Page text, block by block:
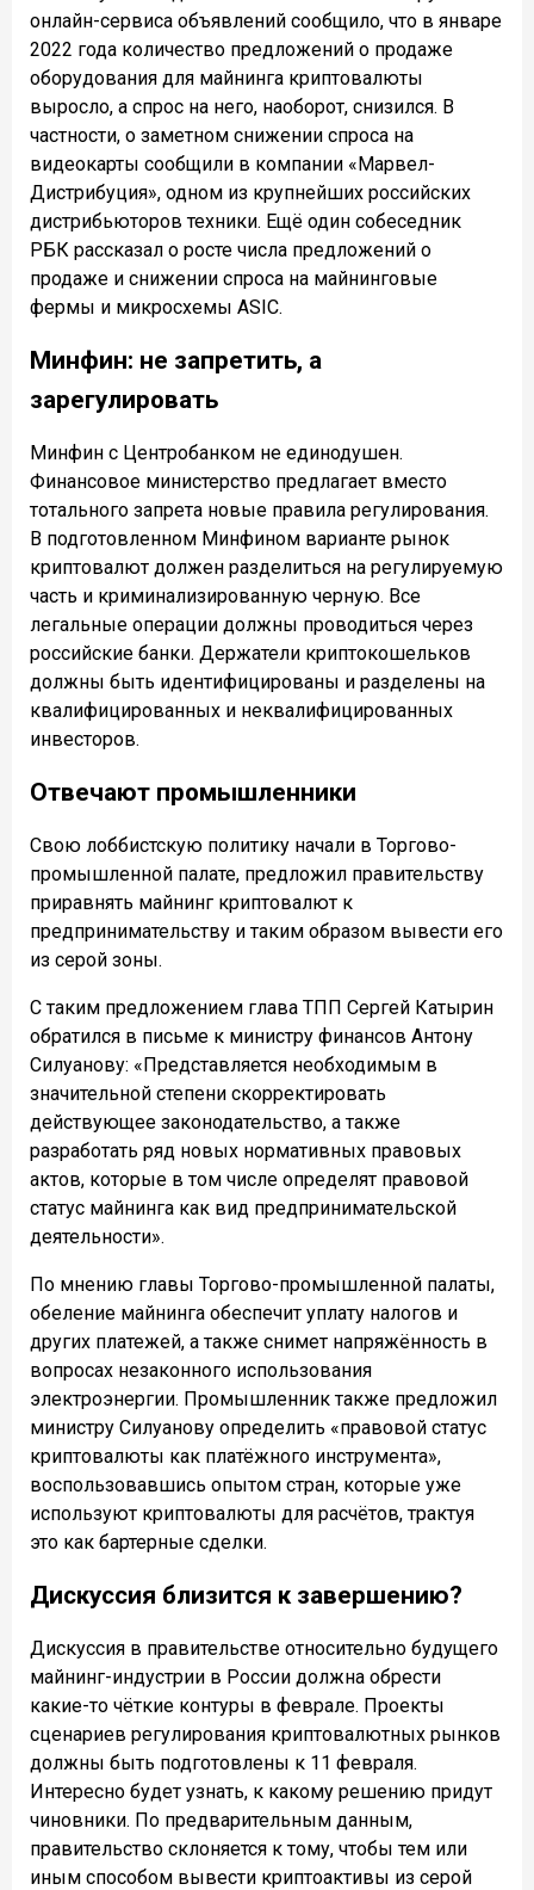
онлайн-сервиса объявлений сообщило, что в январе
2022 года количество предложений о продаже
оборудования для майнинга криптовалюты
выросло, а спрос на него, наоборот, снизился. В
частности, о заметном снижении спроса на
видеокарты сообщили в компании «Марвел-
Дистрибуция», одном из крупнейших российских
дистрибьюторов техники. Ещё один собеседник
РБК рассказал о росте числа предложений о
продаже и снижении спроса на майнинговые
фермы и микросхемы ASIC.
Минфин: не запретить, а
зарегулировать
Минфин с Центробанком не единодушен.
Финансовое министерство предлагает вместо
тотального запрета новые правила регулирования.
В подготовленном Минфином варианте рынок
криптовалют должен разделиться на регулируемую
часть и криминализированную черную. Все
легальные операции должны проводиться через
российские банки. Держатели криптокошельков
должны быть идентифицированы и разделены на
квалифицированных и неквалифицированных
инвесторов.
Отвечают промышленники
Свою лоббистскую политику начали в Торгово-
промышленной палате, предложил правительству
приравнять майнинг криптовалют к
предпринимательству и таким образом вывести его
из серой зоны.
С таким предложением глава ТПП Сергей Катырин
обратился в письме к министру финансов Антону
Силуанову: «Представляется необходимым в
значительной степени скорректировать
действующее законодательство, а также
разработать ряд новых нормативных правовых
актов, которые в том числе определят правовой
статус майнинга как вид предпринимательской
деятельности».
По мнению главы Торгово-промышленной палаты,
обеление майнинга обеспечит уплату налогов и
других платежей, а также снимет напряжённость в
вопросах незаконного использования
электроэнергии. Промышленник также предложил
министру Силуанову определить «правовой статус
криптовалюты как платёжного инструмента»,
воспользовавшись опытом стран, которые уже
используют криптовалюты для расчётов, трактуя
это как бартерные сделки.
Дискуссия близится к завершению?
Дискуссия в правительстве относительно будущего
майнинг-индустрии в России должна обрести
какие-то чёткие контуры в феврале. Проекты
сценариев регулирования криптовалютных рынков
должны быть подготовлены к 11 февраля.
Интересно будет узнать, к какому решению придут
чиновники. По предварительным данным,
правительство склоняется к тому, чтобы тем или
иным способом вывести криптоактивы из серой